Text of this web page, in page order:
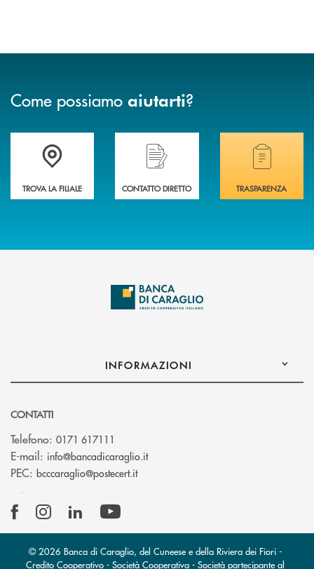
Come possiamo aiutarti?
Accedi all' elenco completo delle filiali di Banca di Caraglio.
TROVA LA FILIALE
Hai bisogno di assistenza immediata?
CONTATTO DIRETTO
Hai bisogno di
TRASPARENZA
INFORMAZIONI
CONTATTI
Telefono: 0171 617111
E-mail: info@bancadicaraglio.it(si apre l’app di posta elettronica)
PEC: bcccaraglio@postecert.it(si apre l’app di posta elettronica)
© 2026 Banca di Caraglio, del Cuneese e della Riviera dei Fiori -
Credito Cooperativo - Società Cooperativa - Società partecipante al